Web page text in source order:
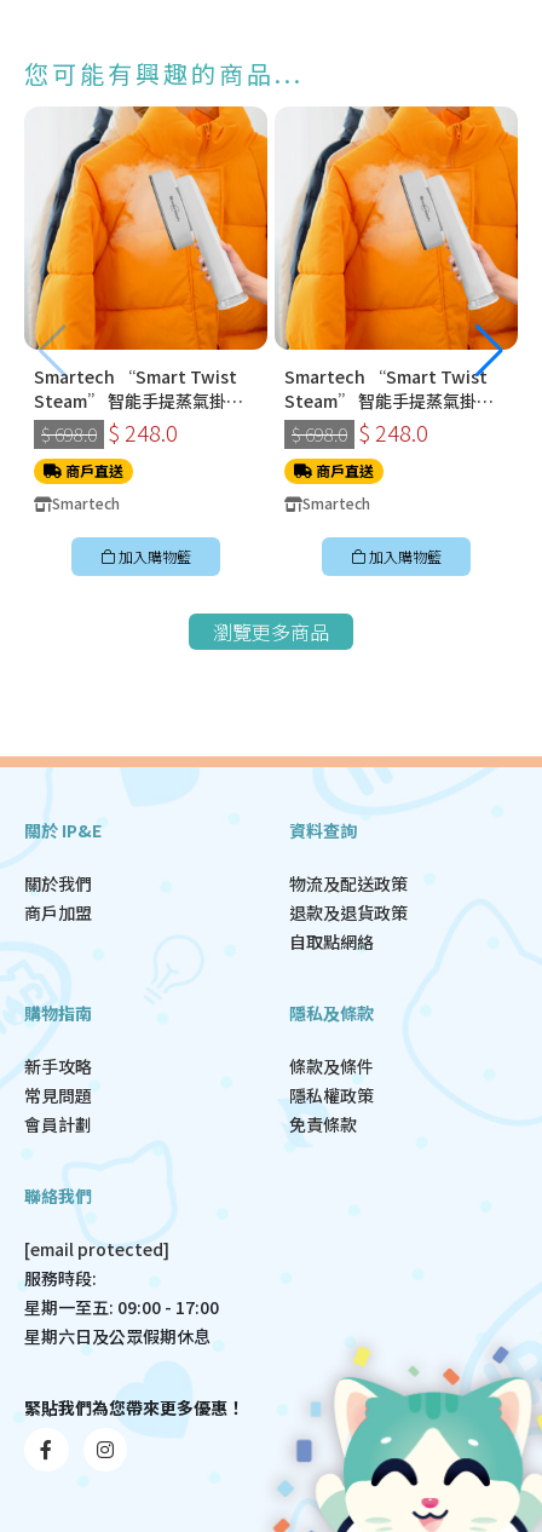
您可能有興趣的商品...
Smartech “Smart Twist
Steam” 智能手提蒸氣掛燙
機 (SS-8108)
$ 698.0 $ 248.0
商戶直送
Smartech
加入購物籃
Smartech “Smart Twist
Steam” 智能手提蒸氣掛燙
機 (SS-8108)
$ 698.0 $ 248.0
商戶直送
Smartech
加入購物籃
瀏覽更多商品
關於 IP&E
關於我們
商戶加盟
資料查詢
物流及配送政策
退款及退貨政策
自取點網絡
購物指南
新手攻略
常見問題
會員計劃
隱私及條款
條款及條件
隱私權政策
免責條款
聯絡我們
[email protected]
服務時段:
星期一至五: 09:00 - 17:00
星期六日及公眾假期休息
緊貼我們為您帶來更多優惠！